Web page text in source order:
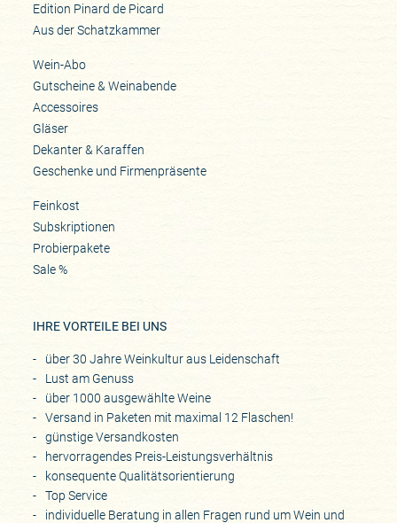
Edition Pinard de Picard
Aus der Schatzkammer
Wein-Abo
Gutscheine & Weinabende
Accessoires
Gläser
Dekanter & Karaffen
Geschenke und Firmenpräsente
Feinkost
Subskriptionen
Probierpakete
Sale %
IHRE VORTEILE BEI UNS
über 30 Jahre Weinkultur aus Leidenschaft
Lust am Genuss
über 1000 ausgewählte Weine
Versand in Paketen mit maximal 12 Flaschen!
günstige Versandkosten
hervorragendes Preis-Leistungsverhältnis
konsequente Qualitätsorientierung
Top Service
individuelle Beratung in allen Fragen rund um Wein und